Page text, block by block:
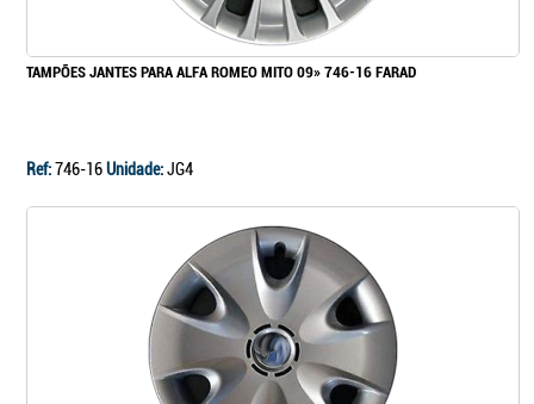
TAMPÕES JANTES PARA ALFA ROMEO MITO 09» 746-16 FARAD
Ref:746-16Unidade:JG4